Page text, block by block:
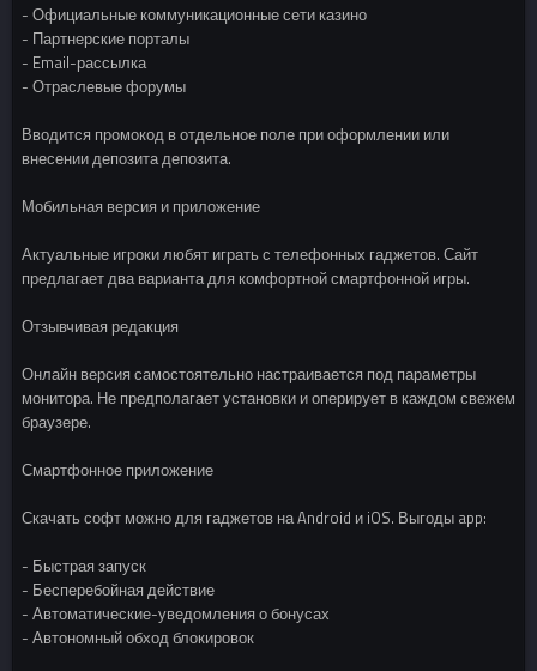
- Официальные коммуникационные сети казино
- Партнерские порталы
- Email-рассылка
- Отраслевые форумы
Вводится промокод в отдельное поле при оформлении или
внесении депозита депозита.
Мобильная версия и приложение
Актуальные игроки любят играть с телефонных гаджетов. Сайт
предлагает два варианта для комфортной смартфонной игры.
Отзывчивая редакция
Онлайн версия самостоятельно настраивается под параметры
монитора. Не предполагает установки и оперирует в каждом свежем
браузере.
Смартфонное приложение
Скачать софт можно для гаджетов на Android и iOS. Выгоды app:
- Быстрая запуск
- Бесперебойная действие
- Автоматические-уведомления о бонусах
- Автономный обход блокировок